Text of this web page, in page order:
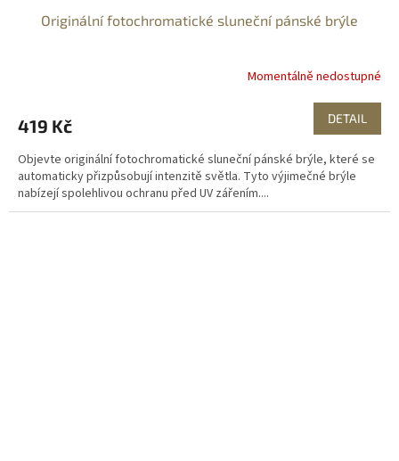
Originální fotochromatické sluneční pánské brýle
Momentálně nedostupné
419 Kč DETAIL
Objevte originální fotochromatické sluneční pánské brýle, které se
automaticky přizpůsobují intenzitě světla. Tyto výjimečné brýle
nabízejí spolehlivou ochranu před UV zářením....